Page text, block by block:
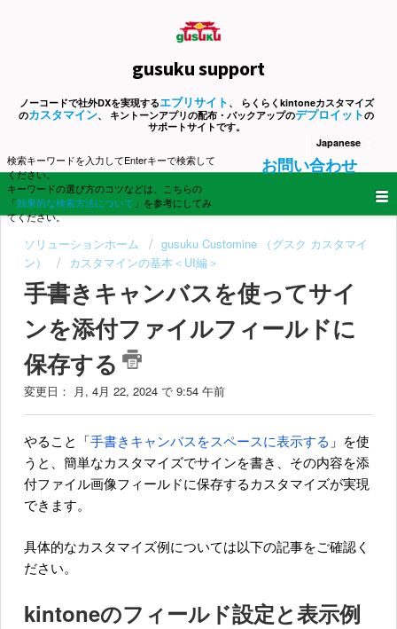
gusuku support
ノーコードで社外DXを実現するエブリサイト 、 らくらくkintoneカスタマイズ
のカスタマイン、 キントーンアプリの配布・バックアップのデプロイットの
サポートサイトです。
Japanese
検索キーワードを入力してEnterキーで検索して
ください。
キーワードの選び方のコツなどは、こちらの
「効果的な検索方法について 」を参考にしてみ
てください。
お問い合わせ
ソリューションホーム
gusuku Customine （グスク カスタマイ
ン）
カスタマインの基本＜UI編＞
手書きキャンバスを使ってサイ
ンを添付ファイルフィールドに
保存する
変更日： 月, 4月 22, 2024 で 9:54 午前
やること「 手書きキャンバスをスペースに表示する 」を使
うと、簡単なカスタマイズでサインを書き、その内容を添
付ファイル画像フィールドに保存するカスタマイズが実現
できます。
具体的なカスタマイズ例については以下の記事をご確認く
ださい。
kintoneのフィールド設定と表示例